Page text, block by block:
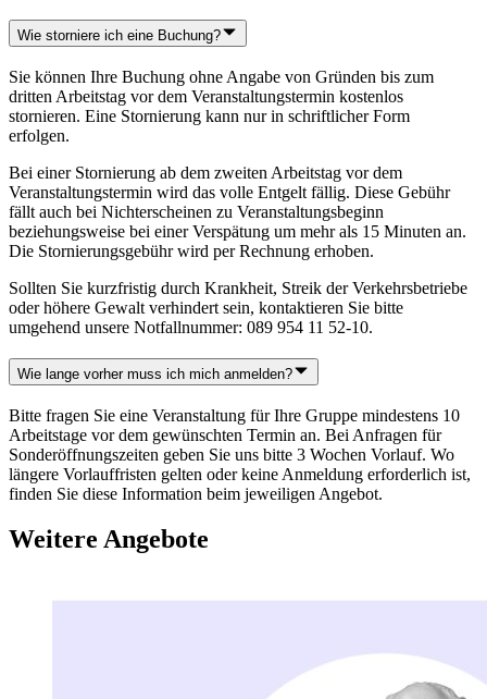
Wie storniere ich eine Buchung?
Sie können Ihre Buchung ohne Angabe von Gründen bis zum
dritten Arbeitstag vor dem Veranstaltungstermin kostenlos
stornieren. Eine Stornierung kann nur in schriftlicher Form
erfolgen.
Bei einer Stornierung ab dem zweiten Arbeitstag vor dem
Veranstaltungstermin wird das volle Entgelt fällig. Diese Gebühr
fällt auch bei Nichterscheinen zu Veranstaltungsbeginn
beziehungsweise bei einer Verspätung um mehr als 15 Minuten an.
Die Stornierungsgebühr wird per Rechnung erhoben.
Sollten Sie kurzfristig durch Krankheit, Streik der Verkehrsbetriebe
oder höhere Gewalt verhindert sein, kontaktieren Sie bitte
umgehend unsere Notfallnummer: 089 954 11 52-10.
Wie lange vorher muss ich mich anmelden?
Bitte fragen Sie eine Veranstaltung für Ihre Gruppe mindestens 10
Arbeitstage vor dem gewünschten Termin an. Bei Anfragen für
Sonderöffnungszeiten geben Sie uns bitte 3 Wochen Vorlauf. Wo
längere Vorlauffristen gelten oder keine Anmeldung erforderlich ist,
finden Sie diese Information beim jeweiligen Angebot.
Weitere Angebote